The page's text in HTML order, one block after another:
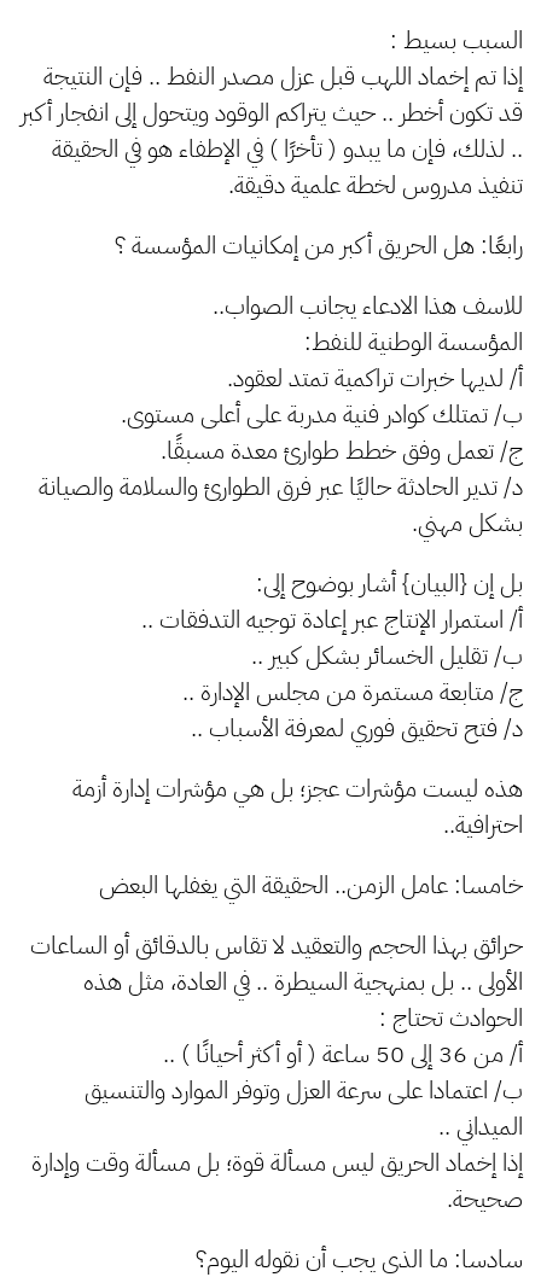
السبب بسيط :
إذا تم إخماد اللهب قبل عزل مصدر النفط .. فإن النتيجة
قد تكون أخطر .. حيث يتراكم الوقود ويتحول إلى انفجار أكبر
.. لذلك، فإن ما يبدو ( تأخرًا ) في الإطفاء هو في الحقيقة
تنفيذ مدروس لخطة علمية دقيقة.
رابعًا: هل الحريق أكبر من إمكانيات المؤسسة ؟
للاسف هذا الادعاء يجانب الصواب..
المؤسسة الوطنية للنفط:
أ/ لديها خبرات تراكمية تمتد لعقود.
ب/ تمتلك كوادر فنية مدربة على أعلى مستوى.
ج/ تعمل وفق خطط طوارئ معدة مسبقًا.
د/ تدير الحادثة حاليًا عبر فرق الطوارئ والسلامة والصيانة
بشكل مهني.
بل إن {البيان} أشار بوضوح إلى:
أ/ استمرار الإنتاج عبر إعادة توجيه التدفقات ..
ب/ تقليل الخسائر بشكل كبير ..
ج/ متابعة مستمرة من مجلس الإدارة ..
د/ فتح تحقيق فوري لمعرفة الأسباب ..
هذه ليست مؤشرات عجز؛ بل هي مؤشرات إدارة أزمة
احترافية..
خامسا: عامل الزمن.. الحقيقة التي يغفلها البعض
حرائق بهذا الحجم والتعقيد لا تقاس بالدقائق أو الساعات
الأولى .. بل بمنهجية السيطرة .. في العادة، مثل هذه
الحوادث تحتاج :
أ/ من 36 إلى 50 ساعة ( أو أكثر أحيانًا ) ..
ب/ اعتمادا على سرعة العزل وتوفر الموارد والتنسيق
الميداني ..
إذا إخماد الحريق ليس مسألة قوة؛ بل مسألة وقت وإدارة
صحيحة.
سادسا: ما الذي يجب أن نقوله اليوم؟